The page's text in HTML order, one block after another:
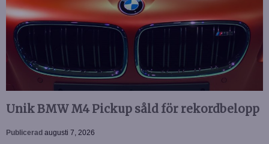
Unik BMW M4 Pickup såld för rekordbelopp
Publicerad augusti 7, 2026